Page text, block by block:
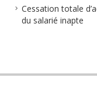
Cessation totale
du salarié inapte